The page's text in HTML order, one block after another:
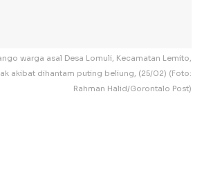
warga asal Desa Lomuli, Kecamatan Lemito,
akibat dihantam puting beliung, (25/02) (Foto:
Rahman Halid/Gorontalo Post)